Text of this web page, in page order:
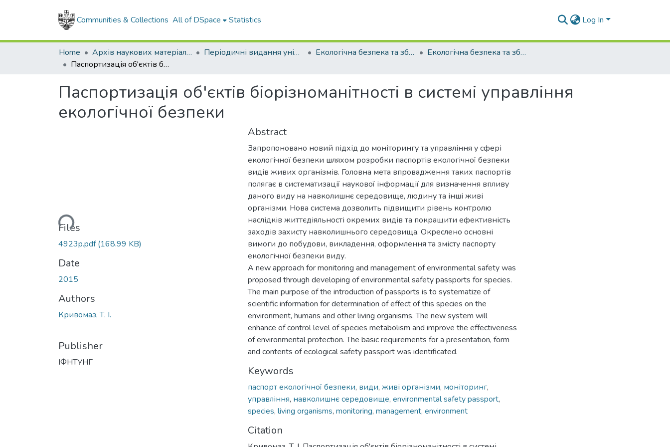
Communities & Collections All of DSpace Statistics Log In
Home Архів наукових матеріалів Періодичні видання університету Екологічна безпека та збалансоване ресурсокористування
Екологічна безпека та збалансоване ресурсокористування - 2015. - №1 (11)
Паспортизація об'єктів біорізноманітності в системі управління екологічної безпеки
Паспортизація об'єктів біорізноманітності в системі управління
екологічної безпеки
Loading...
Files
4923p.pdf(168.99 KB)
Date
2015
Authors
Кривомаз, Т. І.
Publisher
ІФНТУНГ
Abstract
Запропоновано новий підхід до моніторингу та управління у сфері
екологічної безпеки шляхом розробки паспортів екологічної безпеки
видів живих організмів. Головна мета впровадження таких паспортів
полягає в систематизації наукової інформації для визначення впливу
даного виду на навколишнє середовище, людину та інші живі
організми. Нова система дозволить підвищити рівень контролю
наслідків життєдіяльності окремих видів та покращити ефективність
заходів захисту навколишнього середовища. Окреслено основні
вимоги до побудови, викладення, оформлення та змісту паспорту
екологічної безпеки виду.
A new approach for monitoring and management of environmental safety was
proposed through developing of environmental safety passports for species.
The main purpose of the introduction of passports is to systematize of
scientific information for determination of effect of this species on the
environment, humans and other living organisms. The new system will
enhance of control level of species metabolism and improve the effectiveness
of environmental protection. The basic requirements for a presentation, form
and contents of ecological safety passport was identificated.
Keywords
паспорт екологічної безпеки, види, живі організми, моніторинг,
управління, навколишнє середовище, environmental safety passport,
species, living organisms, monitoring, management, environment
Citation